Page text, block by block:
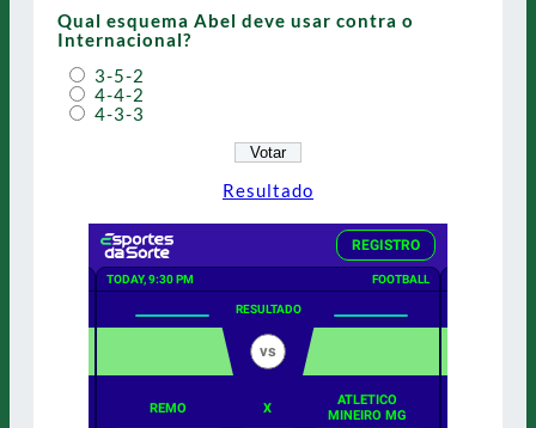
Qual esquema Abel deve usar contra o
Internacional?
3-5-2
4-4-2
4-3-3
Resultado